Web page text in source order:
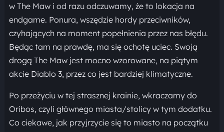
w The Maw i od razu odczuwamy, że to lokacja na
endgame. Ponura, wszędzie hordy przeciwników,
czyhających na moment popełnienia przez nas błędu.
Będąc tam na prawdę, ma się ochotę uciec. Swoją
drogą The Maw jest mocno wzorowane, na piątym
akcie Diablo 3, przez co jest bardziej klimatyczne.
Po przeżyciu w tej strasznej krainie, wkraczamy do
Oribos, czyli głównego miasta/stolicy w tym dodatku.
Co ciekawe, jak przyjrzycie się to miasto na początku